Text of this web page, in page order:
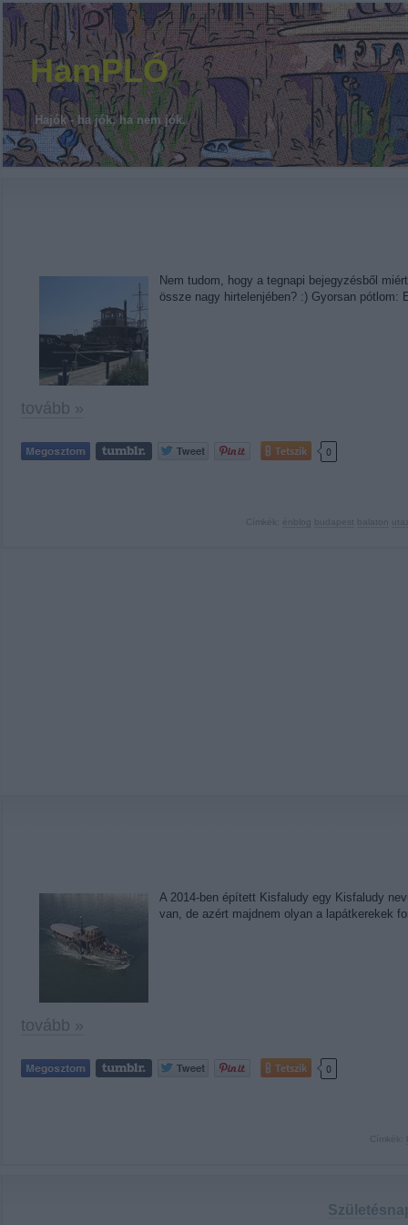
HamPLÓ
Hajók - ha jók, ha nem jók.
Nem tudom, hogy a tegnapi bejegyzésből
össze nagy hirtelenjében? :) Gyorsan
tovább »
Tetszik 0
A 2014-ben épített Kisfaludy egy Kisfaludy
van, de azért majdnem olyan a lapátkerekek
tovább »
Tetszik 0